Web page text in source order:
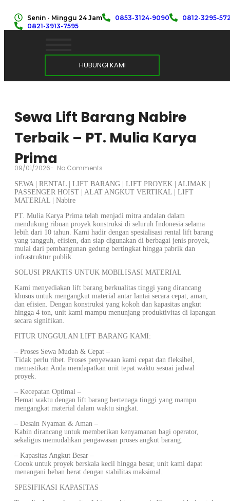
Senin - Minggu 24 Jam 0853-3124-9090
0812-3295-
0821-3913-7595
HUBUNGI KAMI
Sewa Lift Barang Nabire
Terbaik – PT. Mulia Karya
Prima
09/01/2026- No Comments
SEWA | RENTAL | LIFT BARANG | LIFT PROYEK | ALIMAK |
PASSENGER HOIST | ALAT ANGKUT VERTIKAL | LIFT
MATERIAL | Nabire
PT. Mulia Karya Prima telah menjadi mitra andalan dalam
mendukung ribuan proyek konstruksi di seluruh Indonesia selama
lebih dari 10 tahun. Kami hadir dengan spesialisasi rental lift barang
yang tangguh, efisien, dan siap digunakan di berbagai jenis proyek,
mulai dari pembangunan gedung bertingkat hingga pabrik dan
infrastruktur publik.
SOLUSI PRAKTIS UNTUK MOBILISASI MATERIAL
Kami menyediakan lift barang berkualitas tinggi yang dirancang
khusus untuk mengangkut material antar lantai secara cepat, aman,
dan efisien. Dengan konstruksi yang kokoh dan kapasitas angkut
hingga 4 ton, unit kami mampu menunjang produktivitas di lapangan
secara signifikan.
FITUR UNGGULAN LIFT BARANG KAMI:
– Proses Sewa Mudah & Cepat –
Tidak perlu ribet. Proses penyewaan kami cepat dan fleksibel,
memastikan Anda mendapatkan unit tepat waktu sesuai jadwal
proyek.
– Kecepatan Optimal –
Hemat waktu dengan lift barang bertenaga tinggi yang mampu
mengangkat material dalam waktu singkat.
– Desain Nyaman & Aman –
Kabin dirancang untuk memberikan kenyamanan bagi operator,
sekaligus memudahkan pengawasan proses angkut barang.
– Kapasitas Angkut Besar –
Cocok untuk proyek berskala kecil hingga besar, unit kami dapat
menangani beban berat dengan stabilitas maksimal.
SPESIFIKASI KAPASITAS